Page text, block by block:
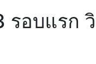
รอบแรก